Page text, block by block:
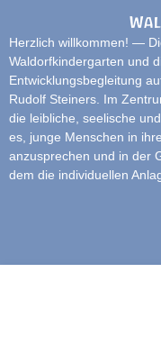
Herzlich willkommen! —
Waldorfkindergarten und
Entwicklungsbegleitung
Rudolf Steiners. Im
die leibliche, seelische
es, junge Menschen in
anzusprechen und in der
dem die individuellen